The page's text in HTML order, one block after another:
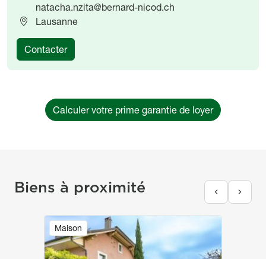
natacha.nzita@bernard-nicod.ch
Lausanne
Contacter
Calculer votre prime garantie de loyer
Biens à proximité
Maison
Image